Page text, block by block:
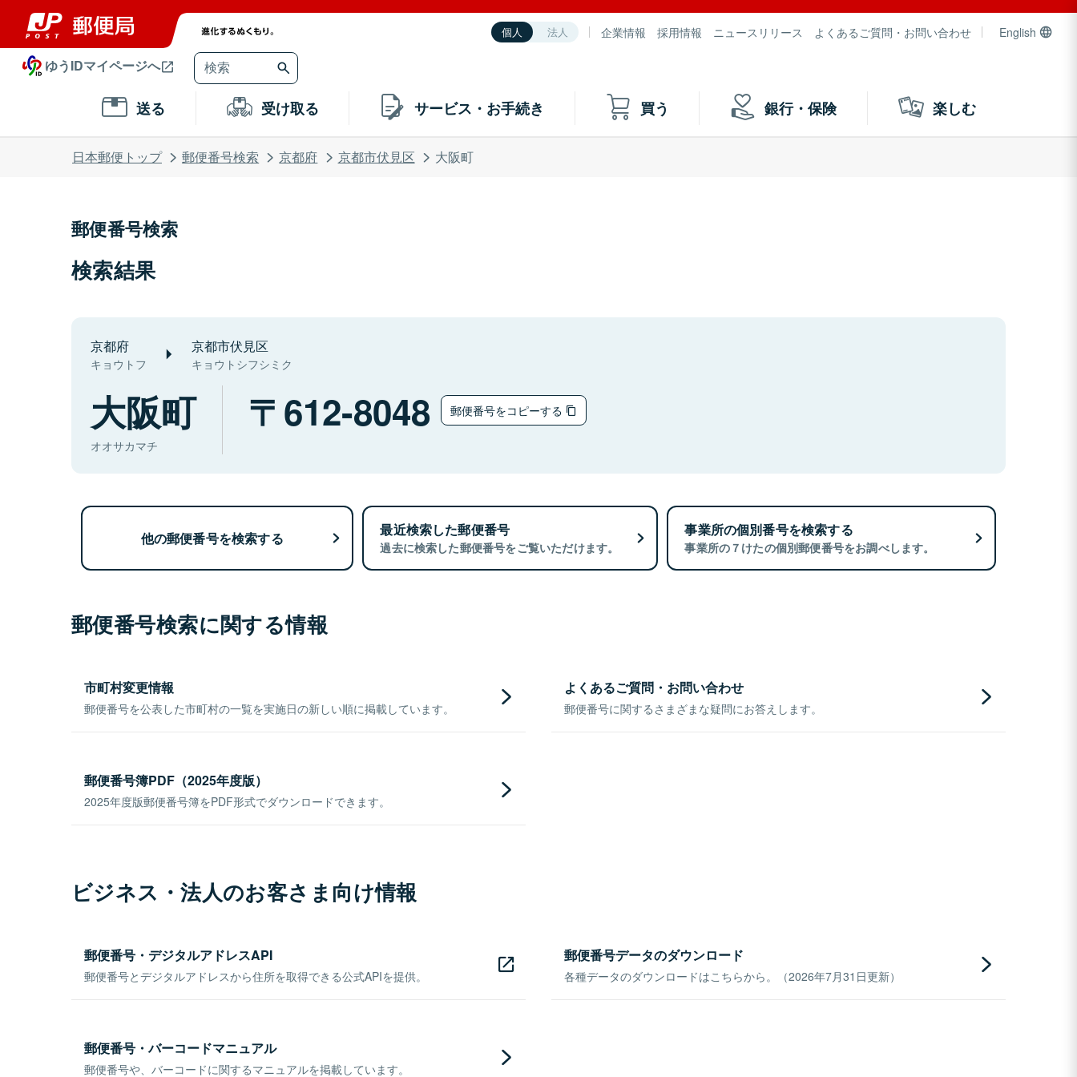
個人 法人 企業情報 採用情報 ニュースリリース よくあるご質問・お問い合わせ English
ゆうIDマイページへ
送る 受け取る サービス・お手続き 買う 銀行・保険 楽しむ
日本郵便トップ 郵便番号検索 京都府 京都市伏見区 大阪町
郵便番号検索
検索結果
京都府
キョウトフ
京都市伏見区
キョウトシフシミク
大阪町
オオサカマチ
612-8048 郵便番号をコピーする
他の郵便番号を検索する 最近検索した郵便番号
過去に検索した郵便番号をご覧いただけます。
事業所の個別番号を検索する
事業所の７けたの個別郵便番号をお調べします。
郵便番号検索に関する情報
市町村変更情報
郵便番号を公表した市町村の一覧を実施日の新しい順に掲載しています。
よくあるご質問・お問い合わせ
郵便番号に関するさまざまな疑問にお答えします。
郵便番号簿PDF（2025年度版）
2025年度版郵便番号簿をPDF形式でダウンロードできます。
ビジネス・法人のお客さま向け情報
郵便番号・デジタルアドレスAPI
郵便番号とデジタルアドレスから住所を取得できる公式APIを提供。
郵便番号データのダウンロード
各種データのダウンロードはこちらから。（2026年7月31日更新）
郵便番号・バーコードマニュアル
郵便番号や、バーコードに関するマニュアルを掲載しています。